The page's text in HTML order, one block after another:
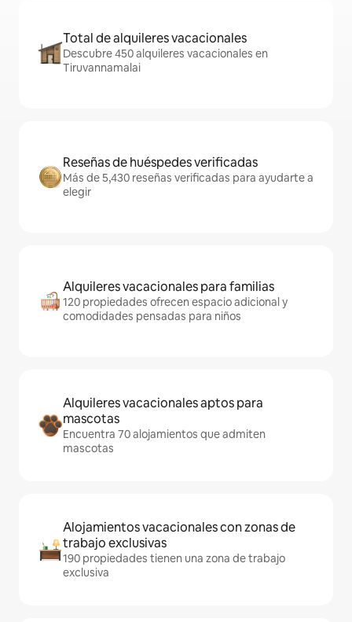
Total de alquileres vacacionales
Descubre 450 alquileres vacacionales en
Tiruvannamalai
Reseñas de huéspedes verificadas
Más de 5,430 reseñas verificadas para ayudarte a
elegir
Alquileres vacacionales para familias
120 propiedades ofrecen espacio adicional y
comodidades pensadas para niños
Alquileres vacacionales aptos para
mascotas
Encuentra 70 alojamientos que admiten
mascotas
Alojamientos vacacionales con zonas de
trabajo exclusivas
190 propiedades tienen una zona de trabajo
exclusiva